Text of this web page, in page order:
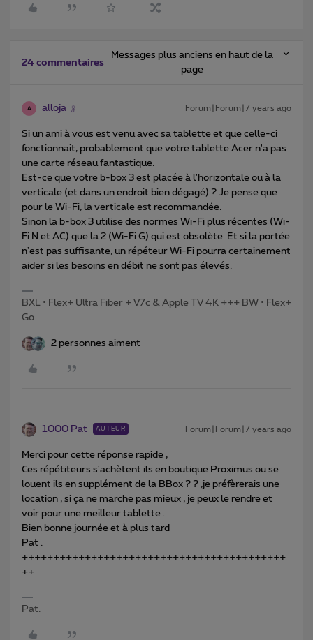
24 commentaires
Messages plus anciens en haut de la
page
A alloja Forum|Forum|7 years ago
Si un ami à vous est venu avec sa tablette et que celle-ci
fonctionnait, probablement que votre tablette Acer n'a pas
une carte réseau fantastique.
Est-ce que votre b-box 3 est placée à l'horizontale ou à la
verticale (et dans un endroit bien dégagé) ? Je pense que
pour le Wi-Fi, la verticale est recommandée.
Sinon la b-box 3 utilise des normes Wi-Fi plus récentes (Wi-
Fi N et AC) que la 2 (Wi-Fi G) qui est obsolète. Et si la portée
n'est pas suffisante, un répéteur Wi-Fi pourra certainement
aider si les besoins en débit ne sont pas élevés.
BXL • Flex+ Ultra Fiber + V7c & Apple TV 4K +++ BW • Flex+
Go
2 personnes aiment
1000 Pat AUTEUR Forum|Forum|7 years ago
Merci pour cette réponse rapide ,
Ces répétiteurs s'achètent ils en boutique Proximus ou se
louent ils en supplément de la BBox ? ? ,je préfèrerais une
location , si ça ne marche pas mieux , je peux le rendre et
voir pour une meilleur tablette .
Bien bonne journée et à plus tard
Pat .
++++++++++++++++++++++++++++++++++++++++++
++
Pat.